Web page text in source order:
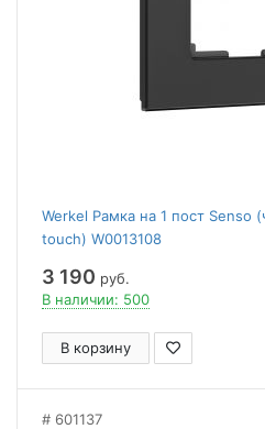
Werkel Рамка на 1 пост Senso
touch) W0013108
3 190 руб.
В наличии: 500
В корзину
601137